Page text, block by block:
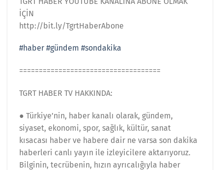
İÇİN
http://bit.ly/TgrtHaberAbone
#haber #gündem #sondakika
====================================
TGRT HABER TV HAKKINDA:
● Türkiye’nin, haber kanalı olarak, gündem,
siyaset, ekonomi, spor, sağlık, kültür, sanat
kısacası haber ve habere dair ne varsa son dakika
haberleri canlı yayın ile izleyicilere aktarıyoruz.
Bilginin, tecrübenin, hızın ayrıcalığıyla haber